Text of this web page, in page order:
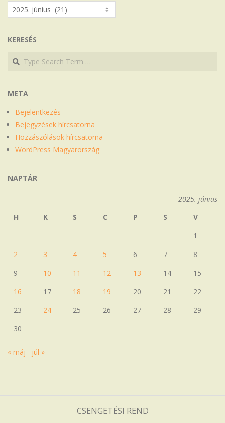
Archívum
KERESÉS
Search
Search
META
Bejelentkezés
Bejegyzések hírcsatorna
Hozzászólások hírcsatorna
WordPress Magyarország
NAPTÁR
2025. június
H
K S C P S
V
1
2
3 4 5 6 7
8
9
10 11 12 13 14
15
16
17 18 19 20 21
22
23
24 25 26 27 28
29
30
« máj júl »
CSENGETÉSI REND